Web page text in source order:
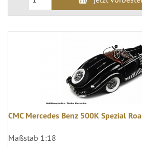
CMC Mercedes Benz 500K Spezial
Maßstab 1:18